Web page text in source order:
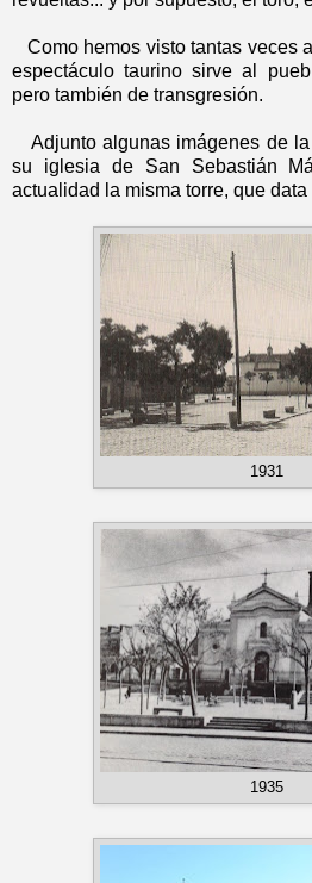
Como hemos visto tantas veces
espectáculo taurino sirve al
pero también de transgresión.
Adjunto algunas imágenes de
su iglesia de San Sebastián
actualidad la misma torre, que
1931
1935